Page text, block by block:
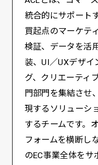
統合的にサポート
買起点のマーケテ
検証、データを活
装、UI／UXデザイ
グ、クリエーティ
門部門を集結させ
現するソリューシ
するチームです。
フォームを横断し
のEC事業全体をサ